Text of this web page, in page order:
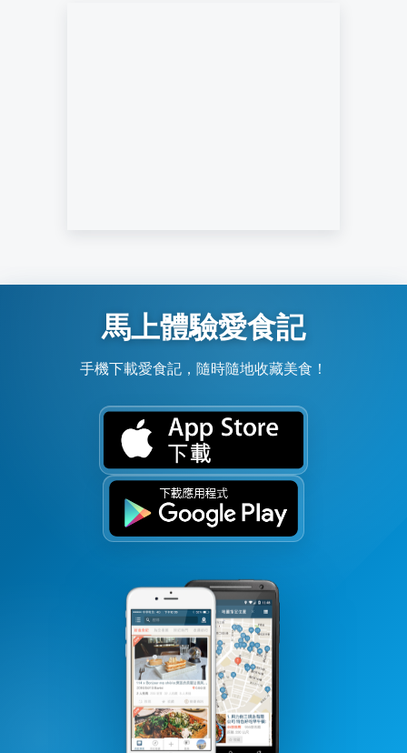
馬上體驗愛食記
手機下載愛食記，隨時隨地收藏美食！